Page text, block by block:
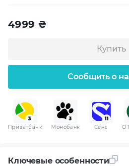
4999 ₴
Купить
Сообщить о
Приватбанк Монобанк Сенс
Ключевые особенности